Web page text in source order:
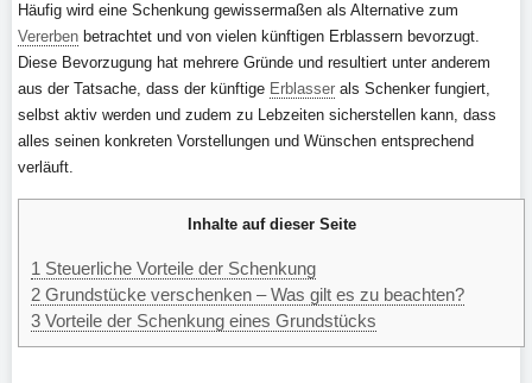
Häufig wird eine Schenkung gewissermaßen als Alternative zum
Vererben betrachtet und von vielen künftigen Erblassern bevorzugt.
Diese Bevorzugung hat mehrere Gründe und resultiert unter anderem
aus der Tatsache, dass der künftige Erblasser als Schenker fungiert,
selbst aktiv werden und zudem zu Lebzeiten sicherstellen kann, dass
alles seinen konkreten Vorstellungen und Wünschen entsprechend
verläuft.
Inhalte auf dieser Seite
1 Steuerliche Vorteile der Schenkung
2 Grundstücke verschenken – Was gilt es zu beachten?
3 Vorteile der Schenkung eines Grundstücks